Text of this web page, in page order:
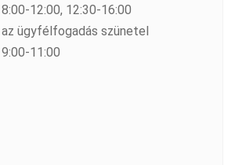
8:00-12:00, 12:30-16:00
az ügyfélfogadás szünetel
9:00-11:00